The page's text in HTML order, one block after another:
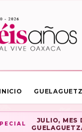
INICIO
JULIO, MES